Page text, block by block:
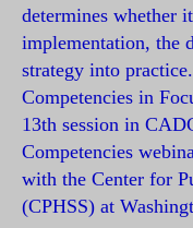
determines whether
implementation, the
strategy into
Competencies in
13th session in
Competencies
with the Center for
(CPHSS) at